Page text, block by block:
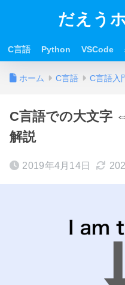
だえう
C言語 Python VSCode
ホーム C言語 C言語入
C言語での大文字
解説
2019年4月14日